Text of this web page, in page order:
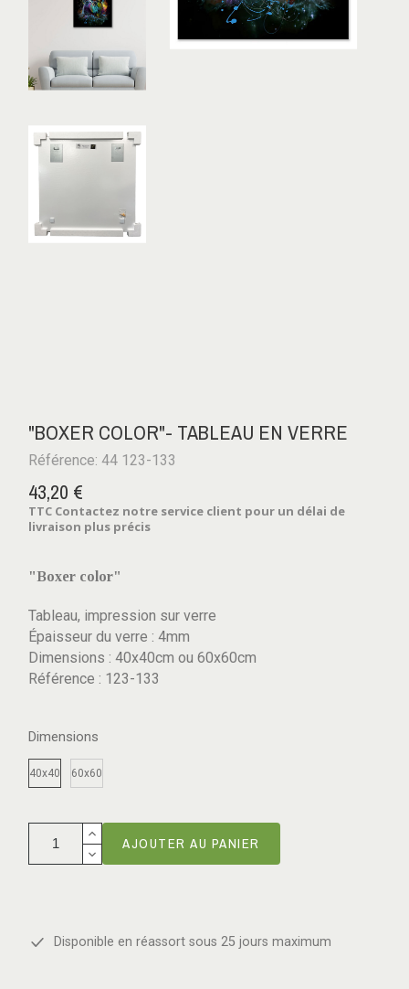
"BOXER COLOR"- TABLEAU EN VERRE
Référence: 44 123-133
43,20 €
TTC Contactez notre service client pour un délai de
livraison plus précis
"Boxer color"
Tableau, impression sur verre
Épaisseur du verre : 4mm
Dimensions : 40x40cm ou 60x60cm
Référence : 123-133
Dimensions
40x40 60x60
AJOUTER AU PANIER
Disponible en réassort sous 25 jours maximum